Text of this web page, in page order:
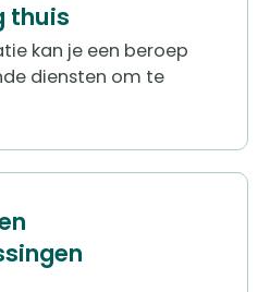
thuis
kan je een beroep
diensten om te